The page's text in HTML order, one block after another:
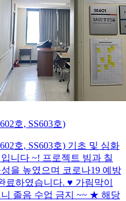
호, SS603호)
호, SS603호) 기초 및 심화
니다 ~! 프로젝트 빔과 칠
을 높였으며 코로나19 예방
료하였습니다. ♥ 가림막이
졸음 수업 금지 ~~ ★ 해당